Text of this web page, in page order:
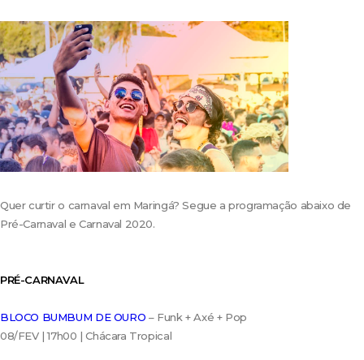
Quer curtir o carnaval em Maringá? Segue a programação abaixo de
Pré-Carnaval e Carnaval 2020.
PRÉ-CARNAVAL
BLOCO BUMBUM DE OURO – Funk + Axé + Pop
08/FEV | 17h00 | Chácara Tropical